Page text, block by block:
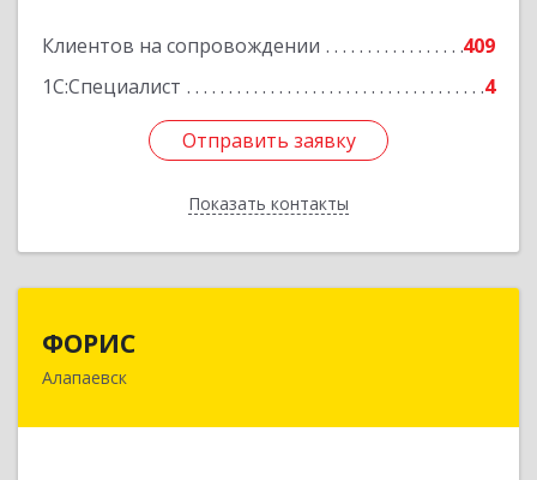
Клиентов на сопровождении
409
1С:Специалист
4
Отправить заявку
Показать контакты
Отправить заявку
Назад
ФОРИС
Алапаевск
624601, Свердловская обл, Алапаевск г, Ленина